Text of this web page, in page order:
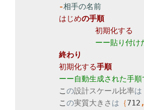
-
はじめ
初期化する
	こ
の設計スケール比率は
	こ
の実質大きさ は ｛712 ,